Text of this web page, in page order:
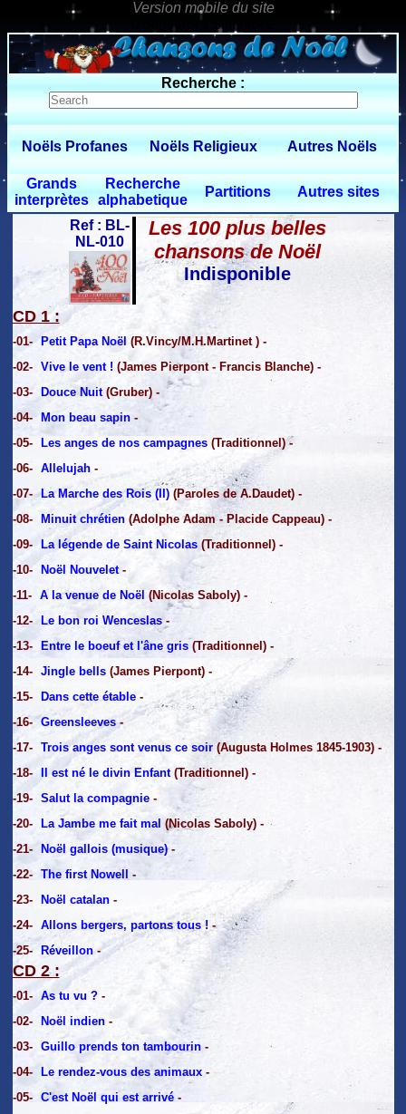
0 $limitbot 1 $limittot 2
Recherche :
Noëls Profanes Noëls Religieux Autres Noëls
Grands
interprètes
Recherche
alphabetique
Partitions Autres sites
Ref : BL-
NL-010
Les 100 plus belles
chansons de Noël
Indisponible
CD 1 :
-01- Petit Papa Noël (R.Vincy/M.H.Martinet ) -
-02-
Vive le vent ! (James Pierpont - Francis Blanche) -
-03-
Douce Nuit (Gruber) -
-04-
Mon beau sapin-
-05-
Les anges de nos campagnes(Traditionnel) -
-06-
Allelujah-
-07- La Marche des Rois (II)(Paroles de A.Daudet) -
-08-
Minuit chrétien(Adolphe Adam - Placide Cappeau) -
-09-
La légende de Saint Nicolas(Traditionnel) -
-10-
Noël Nouvelet-
-11-
A la venue de Noël (Nicolas Saboly) -
-12-
Le bon roi Wenceslas-
-13-
Entre le boeuf et l'âne gris(Traditionnel) -
-14-
Jingle bells (James Pierpont) -
-15-
Dans cette étable-
-16-
Greensleeves-
-17-
Trois anges sont venus ce soir(Augusta Holmes 1845-1903) -
-18-
Il est né le divin Enfant(Traditionnel) -
-19-
Salut la compagnie-
-20-
La Jambe me fait mal (Nicolas Saboly) -
-21-
Noël gallois (musique)-
-22-
The first Nowell
-
-23-
Noël catalan-
-24-
Allons bergers, partons tous !-
-25-
Réveillon-
CD 2 :
-01- As tu vu ?-
-02-
Noël indien-
-03-
Guillo prends ton tambourin-
-04-
Le rendez-vous des animaux-
-05-
C'est Noël qui est arrivé-